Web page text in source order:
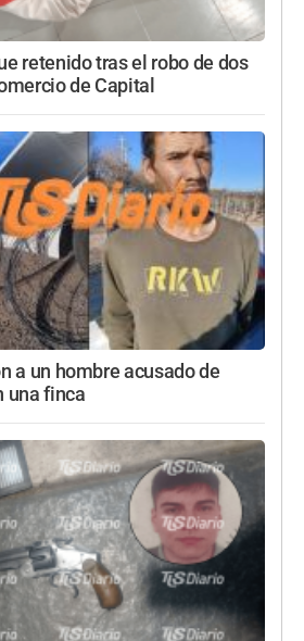
retenido tras el robo de dos
de Capital
a un hombre acusado de
una finca